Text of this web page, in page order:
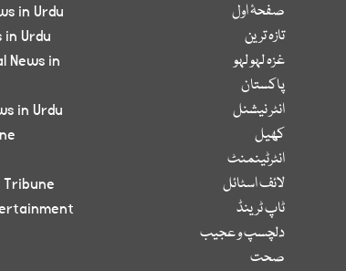
صفحۂ اول
تازہ ترین
غزہ لہو لہو
پاکستان
انٹر نیشنل
کھیل
انٹرٹینمنٹ
لائف اسٹائل
ٹاپ ٹرینڈ
دلچسپ و عجیب
صحت
in Urdu
in Urdu
News in
in Urdu
Tribune